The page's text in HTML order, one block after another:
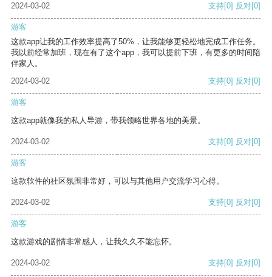
2024-03-02 支持[0] 反对[0]
游客
这款app让我的工作效率提高了50%，让我能够更轻松地完成工作任务。
我以前经常加班，现在有了这个app，我可以提前下班，有更多的时间陪
伴家人。
2024-03-02
支持[0] 反对[0]
游客
这款app就像我的私人导游，带我领略世界各地的美景。
2024-03-02 支持[0] 反对[0]
游客
这款软件的社区氛围非常好，可以与其他用户交流学习心得。
2024-03-02 支持[0] 反对[0]
游客
这款游戏的剧情非常感人，让我久久不能忘怀。
2024-03-02 支持[0] 反对[0]